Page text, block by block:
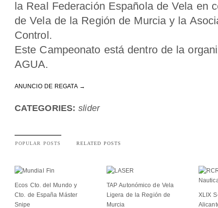
la Real Federación Española de Vela en
de Vela de la Región de Murcia y la
Control.
Este Campeonato está dentro de la
AGUA.
ANUNCIO DE REGATA →
CATEGORIES: slider
POPULAR POSTS RELATED POSTS
Ecos Cto. del Mundo y
Cto. de España Máster
Snipe
TAP Autonómico de Vela
Ligera de la Región de
Murcia
XLIX